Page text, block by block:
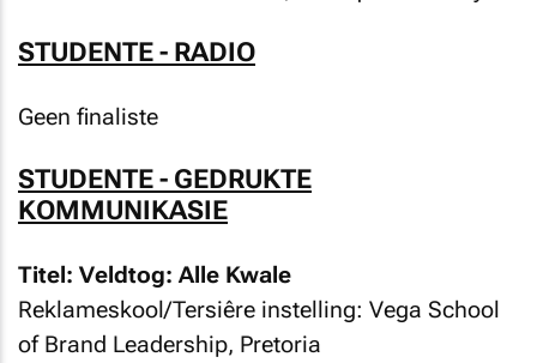
STUDENTE - RADIO
Geen finaliste
STUDENTE - GEDRUKTE
KOMMUNIKASIE
Titel: Veldtog: Alle Kwale
Reklameskool/Tersiêre instelling: Vega School
of Brand Leadership, Pretoria